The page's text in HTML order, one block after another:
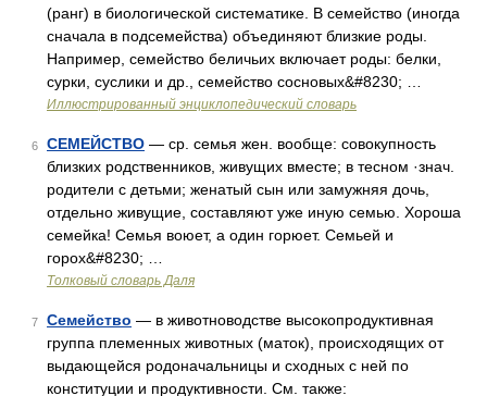
(ранг) в биологической систематике. В семейство (иногда
сначала в подсемейства) объединяют близкие роды.
Например, семейство беличьих включает роды: белки,
сурки, суслики и др., семейство сосновых&#8230; …
Иллюстрированный энциклопедический словарь
6 СЕМЕЙСТВО — ср. семья жен. вообще: совокупность
близких родственников, живущих вместе; в тесном ·знач.
родители с детьми; женатый сын или замужняя дочь,
отдельно живущие, составляют уже иную семью. Хороша
семейка! Семья воюет, а один горюет. Семьей и
горох&#8230; …
Толковый словарь Даля
7 Семейство — в животноводстве высокопродуктивная
группа племенных животных (маток), происходящих от
выдающейся родоначальницы и сходных с ней по
конституции и продуктивности. См. также: